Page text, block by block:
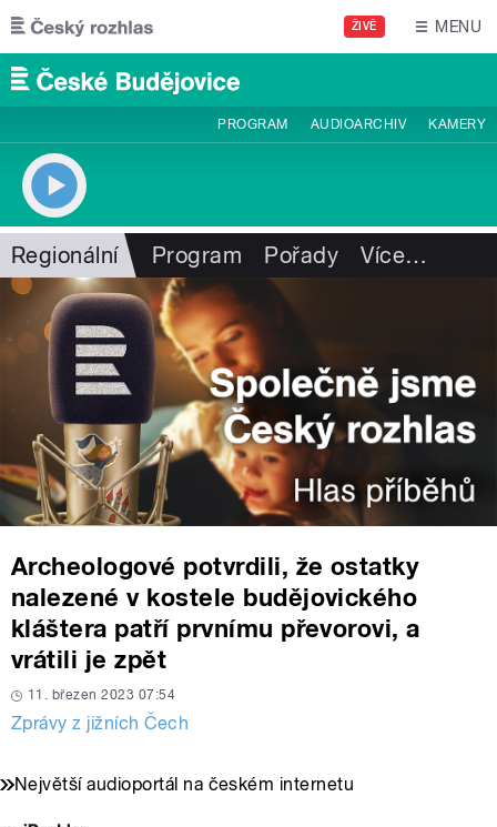
Přejít k hlavnímu obsahu
ŽIVĚ MENU
PROGRAM AUDIOARCHIV KAMERY
Regionální Program Pořady Více…
Archeologové potvrdili, že ostatky
nalezené v kostele budějovického
kláštera patří prvnímu převorovi, a
vrátili je zpět
11. březen 2023 07:54
Zprávy z jižních Čech
Největší audioportál na českém internetu